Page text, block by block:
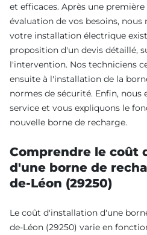
et efficaces. Après une
évaluation de vos besoins,
votre installation électrique
proposition d'un devis détaillé,
l'intervention. Nos techniciens
ensuite à l'installation de la
normes de sécurité. Enfin, nous
service et vous expliquons le
nouvelle borne de recharge.
Comprendre le coût
d'une borne de
de-Léon (29250)
Le coût d'installation d'une
de-Léon (29250) varie en